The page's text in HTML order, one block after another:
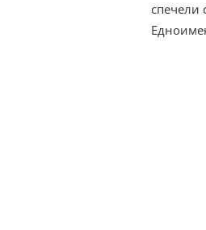
спечели